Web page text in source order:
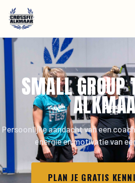
SMALL GROUP
Persoonlijke aandacht van een
energie en motivatie van
PLAN JE GRATIS